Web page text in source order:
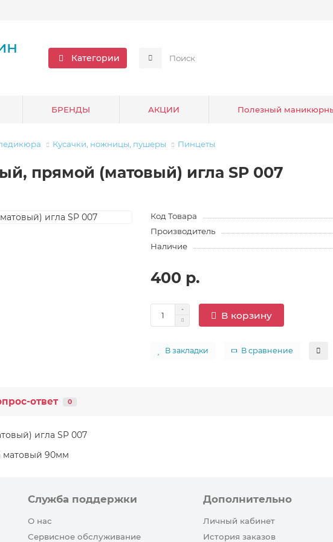
Категории
БРЕНДЫ АКЦИИ Полезный
Кусачки, ножницы, пушеры Пинцеты
прямой (матовый) игла SP 007
Код Товара
Производитель
Наличие
400 р.
В корзину
В закладки В сравнение
ответ 0
игла SP 007
матовый 90мм
Служба поддержки
О нас
Сервисное обслуживание
Дополнительно
Личный кабинет
История заказов